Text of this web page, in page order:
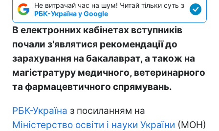
Не витрачай час на шум! Читай тільки суть з
РБК-Україна у Google
В електронних кабінетах вступників
почали з'являтися рекомендації до
зарахування на бакалаврат, а також на
магістратуру медичного, ветеринарного
та фармацевтичного спрямувань.
РБК-Україна з посиланням на
Міністерство освіти і науки України (МОН)